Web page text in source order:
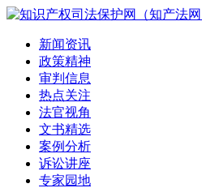
新闻资讯
政策精神
审判信息
热点关注
法官视角
文书精选
案例分析
诉讼讲座
专家园地